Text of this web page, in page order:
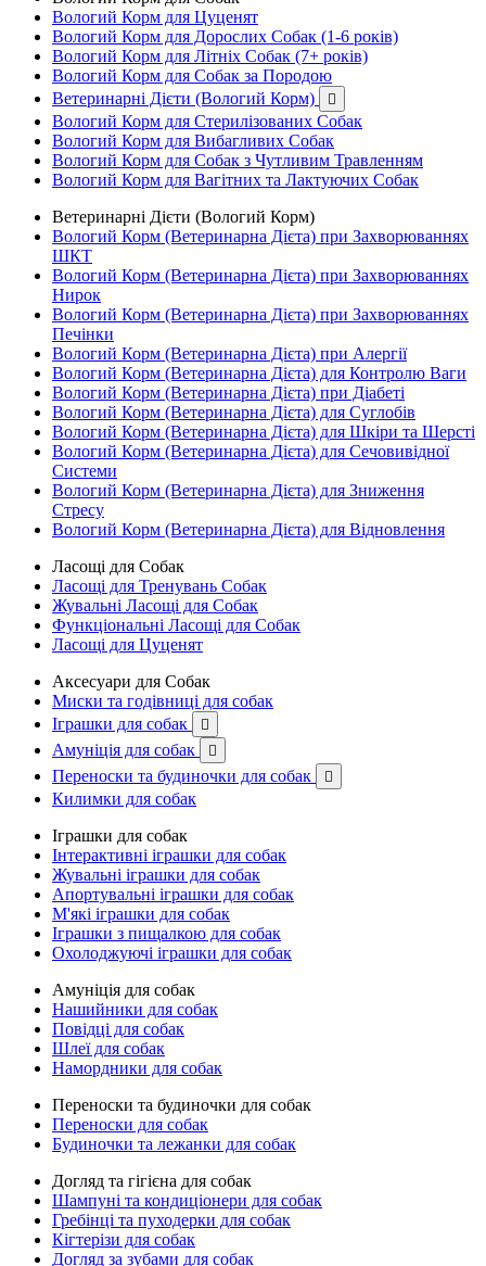
Вологий Корм для Цуценят
Вологий Корм для Дорослих Собак (1-6 років)
Вологий Корм для Літніх Собак (7+ років)
Вологий Корм для Собак за Породою
Ветеринарні Дієти (Вологий Корм)

Вологий Корм для Стерилізованих Собак
Вологий Корм для Вибагливих Собак
Вологий Корм для Собак з Чутливим Травленням
Вологий Корм для Вагітних та Лактуючих Собак
Ветеринарні Дієти (Вологий Корм)
Вологий Корм (Ветеринарна Дієта) при Захворюваннях
ШКТ
Вологий Корм (Ветеринарна Дієта) при Захворюваннях
Нирок
Вологий Корм (Ветеринарна Дієта) при Захворюваннях
Печінки
Вологий Корм (Ветеринарна Дієта) при Алергії
Вологий Корм (Ветеринарна Дієта) для Контролю Ваги
Вологий Корм (Ветеринарна Дієта) при Діабеті
Вологий Корм (Ветеринарна Дієта) для Суглобів
Вологий Корм (Ветеринарна Дієта) для Шкіри та Шерсті
Вологий Корм (Ветеринарна Дієта) для Сечовивідної
Системи
Вологий Корм (Ветеринарна Дієта) для Зниження
Стресу
Вологий Корм (Ветеринарна Дієта) для Відновлення
Ласощі для Собак
Ласощі для Тренувань Собак
Жувальні Ласощі для Собак
Функціональні Ласощі для Собак
Ласощі для Цуценят
Аксесуари для Собак
Миски та годівниці для собак
Іграшки для собак

Амуніція для собак 
Переноски та будиночки для собак 
Килимки для собак
Іграшки для собак
Інтерактивні іграшки для собак
Жувальні іграшки для собак
Апортувальні іграшки для собак
М'які іграшки для собак
Іграшки з пищалкою для собак
Охолоджуючі іграшки для собак
Амуніція для собак
Нашийники для собак
Повідці для собак
Шлеї для собак
Намордники для собак
Переноски та будиночки для собак
Переноски для собак
Будиночки та лежанки для собак
Догляд та гігієна для собак
Шампуні та кондиціонери для собак
Гребінці та пуходерки для собак
Кігтерізи для собак
Догляд за зубами для собак